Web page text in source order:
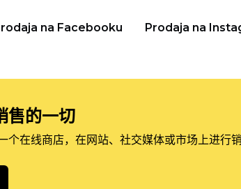
na Facebooku Prodaja na
售的一切
个在线商店，在网站、社交媒体或市场上进行销